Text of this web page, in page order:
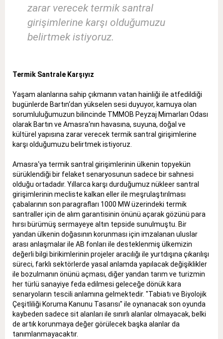
zarar verecek termik santral
girişimlerine karşı olduğumuzu
belirtmek istiyoruz.
Termik Santrale Karşıyız
Yaşam alanlarına sahip çıkmanın vatan hainliği ile atfedildiği
bugünlerde Bartın‘dan yükselen sesi duyuyor, kamuya olan
sorumluluğumuzun bilincinde TMMOB Peyzaj Mimarları Odası
olarak Bartın ve Amasra‘nın havasına, suyuna, doğal ve
kültürel yapısına zarar verecek termik santral girişimlerine
karşı olduğumuzu belirtmek istiyoruz.
Amasra‘ya termik santral girişimlerinin ülkenin topyekün
sürüklendiği bir felaket senaryosunun sadece bir sahnesi
olduğu ortadadır. Yıllarca karşı durduğumuz nükleer santral
girişimlerinin mecliste kalkan eller ile meşrulaştırılması
çabalarının son paragrafları 1000 MW üzerindeki termik
santraller için de alım garantisinin önünü açarak gözünü para
hırsı bürümüş sermayeye altın tepside sunulmuştu. Bir
yandan ülkenin doğasının korunması için imzalanan uluslar
arası anlaşmalar ile AB fonları ile desteklenmiş ülkemizin
değerli bilgi birikimlerinin projeler aracılığı ile yurtdışına çıkarılışı
süreci, farklı sektörlerde yasal anlamda yapılacak değişiklikler
ile bozulmanın önünü açması, diğer yandan tarım ve turizmin
her türlü sanayiye feda edilmesi geleceğe dönük kara
senaryoların tescili anlamına gelmektedir. "Tabiatı ve Biyolojik
Çeşitliliği Koruma Kanunu Tasarısı" ile oynanacak son oyunda
kaybeden sadece sit alanları ile sınırlı alanlar olmayacak, belki
de artık korunmaya değer görülecek başka alanlar da
tanımlanmayacaktır.